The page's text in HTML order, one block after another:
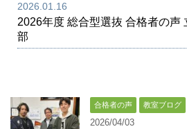
2026.01.16
2026年度 総合型選抜 合格者の声
部
合格者の声 教室ブログ
2026/04/03